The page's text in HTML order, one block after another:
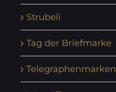
Strubeli
Tag der Briefmarke
Telegraphenmarken